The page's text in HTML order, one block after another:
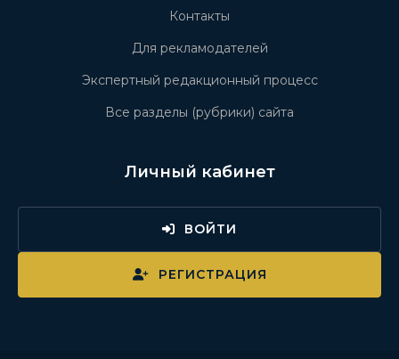
Контакты
Для рекламодателей
Экспертный редакционный процесс
Все разделы (рубрики) сайта
Личный кабинет
ВОЙТИ
РЕГИСТРАЦИЯ